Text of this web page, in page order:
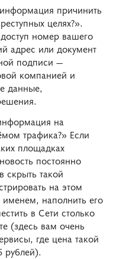
причинить
целях?».
номер вашего
адрес или документ
подписи ―
компанией и
данные,
на
трафика?» Если
площадках
постоянно
скрыть такой
на этом
наполнить его
в Сети столько
(здесь вам очень
где цена такой
рублей).